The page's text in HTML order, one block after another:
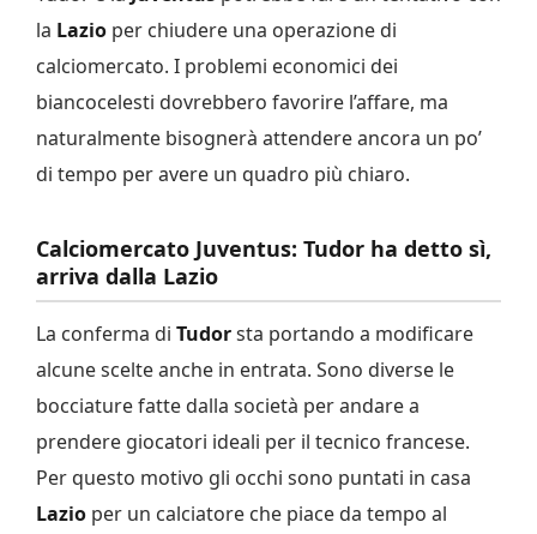
la Lazio per chiudere una operazione di
calciomercato. I problemi economici dei
biancocelesti dovrebbero favorire l’affare, ma
naturalmente bisognerà attendere ancora un po’
di tempo per avere un quadro più chiaro.
Calciomercato Juventus: Tudor ha detto sì,
arriva dalla Lazio
La conferma di Tudorsta portando a modificare
alcune scelte anche in entrata. Sono diverse le
bocciature fatte dalla società per andare a
prendere giocatori ideali per il tecnico francese.
Per questo motivo gli occhi sono puntati in casa
Lazio per un calciatore che piace da tempo al